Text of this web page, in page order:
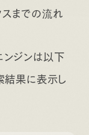
ンジンは以下
結果に表示し